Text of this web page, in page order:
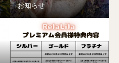
お知らせ